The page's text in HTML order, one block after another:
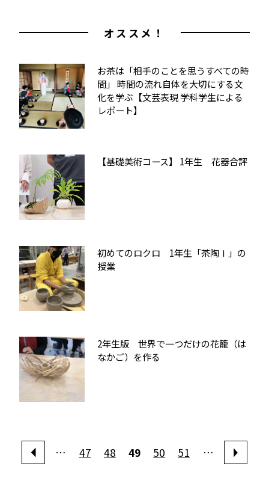
オススメ！
お茶は「相手のことを思うすべての時
間」 時間の流れ自体を大切にする文
化を学ぶ【文芸表現 学科学生による
レポート】
【基礎美術コース】 1年生 花器合評
初めてのロクロ 1年生「茶陶Ⅰ」の
授業
2年生版 世界で一つだけの花籠（は
なかご）を作る
… 47 48 49 50 51 …